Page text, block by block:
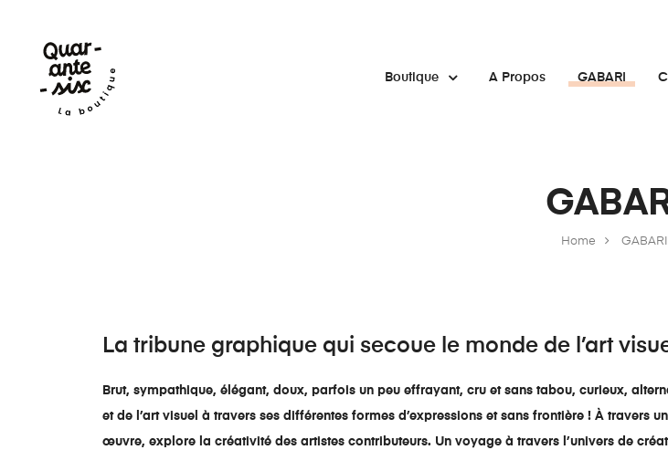
Boutique A Propos GABARI
Home GABARI
La tribune graphique qui secoue le monde de l’art
Brut, sympathique, élégant, doux, parfois un peu effrayant, cru et sans tabou, curieux,
et de l’art visuel à travers ses différentes formes d’expressions et sans frontière ! À
œuvre, explore la créativité des artistes contributeurs. Un voyage à travers l’univers de